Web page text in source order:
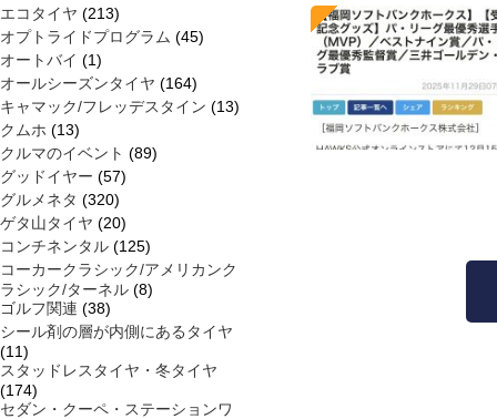
エコタイヤ (213)
オプトライドプログラム (45)
オートバイ (1)
オールシーズンタイヤ (164)
キャマック/フレッデスタイン (13)
クムホ (13)
クルマのイベント (89)
グッドイヤー (57)
グルメネタ (320)
ゲタ山タイヤ (20)
コンチネンタル (125)
コーカークラシック/アメリカンク
ラシック/ターネル (8)
ゴルフ関連 (38)
シール剤の層が内側にあるタイヤ
(11)
スタッドレスタイヤ・冬タイヤ
(174)
セダン・クーペ・ステーションワ